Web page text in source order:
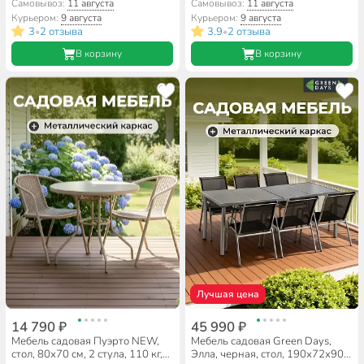
кг, IND09
Самовывоз: 11 августа
Курьером:9 августа
3•2 отзыва
В корзину
подушка коричневая, 110 кг,
114х71х72 см, IND01--ЛЮКС
Самовывоз: 11 августа
Курьером: 9 августа
3.9•2 отзыва
В корзину
14 790 ₽
Мебель садовая Пуэрто NEW,
стол, 80х70 см, 2 стула, 110 кг,
Лучшая цена
45 990 ₽
Мебель садовая Green Days,
Элла, черная, стол, 190х72х90